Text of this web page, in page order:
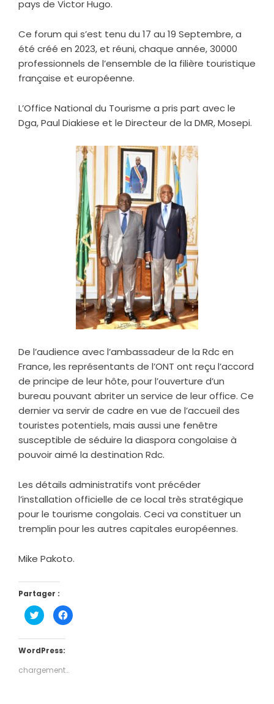
pays de Victor Hugo.
Ce forum qui s’est tenu du 17 au 19 Septembre, a
été créé en 2023, et réuni, chaque année, 30000
professionnels de l’ensemble de la filière touristique
française et européenne.
L’Office National du Tourisme a pris part avec le
Dga, Paul Diakiese et le Directeur de la DMR, Mosepi.
De l’audience avec l’ambassadeur de la Rdc en
France, les représentants de l’ONT ont reçu l’accord
de principe de leur hôte, pour l’ouverture d’un
bureau pouvant abriter un service de leur office. Ce
dernier va servir de cadre en vue de l’accueil des
touristes potentiels, mais aussi une fenêtre
susceptible de séduire la diaspora congolaise à
pouvoir aimé la destination Rdc.
Les détails administratifs vont précéder
l’installation officielle de ce local très stratégique
pour le tourisme congolais. Ceci va constituer un
tremplin pour les autres capitales européennes.
Mike Pakoto.
Partager :
Cliquez
pour
partager
Twitter(ouvre
dans
fenêtre)
Cliquez
pour
fenêtre)
WordPress:
chargement…